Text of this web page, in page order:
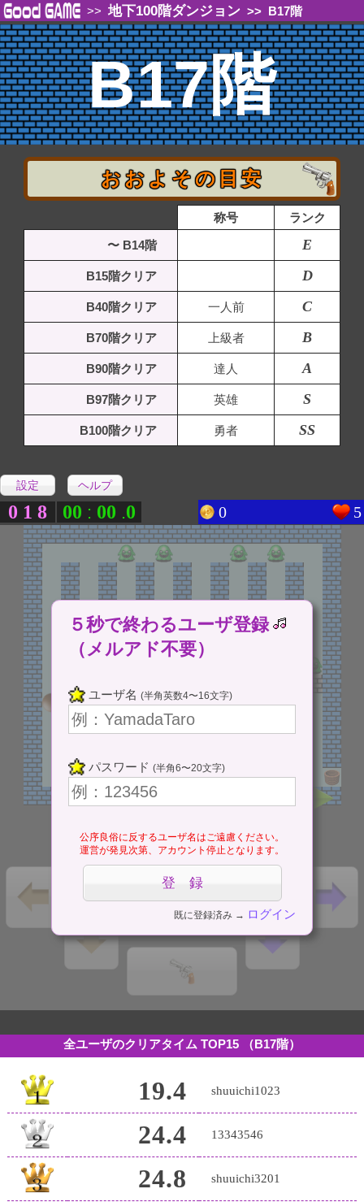
>> 地下100階ダンジョン >> B17階
B17階
おおよその目安
称号
ランク
〜 B14階
E
B15階クリア D
B40階クリア 一人前 C
B70階クリア 上級者 B
B90階クリア 達人 A
B97階クリア 英雄 S
B100階クリア 勇者 SS
設定 ヘルプ
0 1 8 00 : 00 .0 0 5
５秒で終わるユーザ登録
（メルアド不要）
ユーザ名 (半角英数4〜16文字)
パスワード (半角6〜20文字)
公序良俗に反するユーザ名はご遠慮ください。
運営が発見次第、アカウント停止となります。
既に登録済み → ログイン
全ユーザのクリアタイム TOP15 （B17階）
19.4 shuuichi1023
24.4 13343546
24.8 shuuichi3201